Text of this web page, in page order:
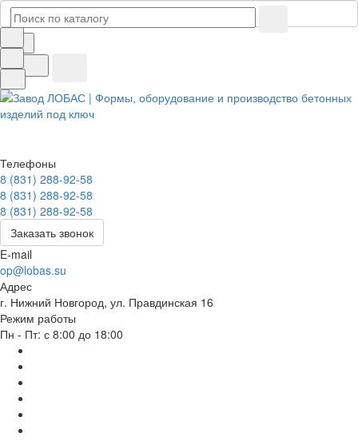
Телефоны
8 (831) 288-92-58
8 (831) 288-92-58
8 (831) 288-92-58
Заказать звонок
E-mail
op@lobas.su
Адрес
г. Нижний Новгород, ул. Правдинская 16
Режим работы
Пн - Пт: с 8:00 до 18:00